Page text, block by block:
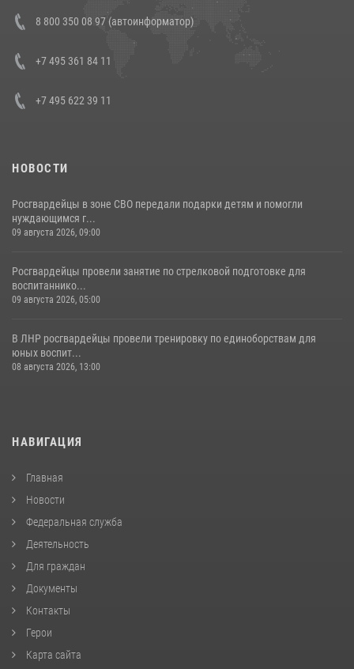
Состоялась рабочая встреча директора Росгвардии Героя России
генерала армии Виктора Золотова с заместителем полномочного
представителя Президента Российской Федерации в Северо-
Кавказском федеральном округе Виталием Кузнецовым
8 800 350 08 97 (автоинформатор)
+7 495 361 84 11
+7 495 622 39 11
НОВОСТИ
Росгвардейцы в зоне СВО передали подарки детям и помогли
нуждающимся г...
09 августа 2026, 09:00
Росгвардейцы провели занятие по стрелковой подготовке для
воспитаннико...
09 августа 2026, 05:00
В ЛНР росгвардейцы провели тренировку по единоборствам для
юных воспит...
08 августа 2026, 13:00
НАВИГАЦИЯ
Главная
Новости
Федеральная служба
Деятельность
Для граждан
Документы
Контакты
Герои
Карта сайта